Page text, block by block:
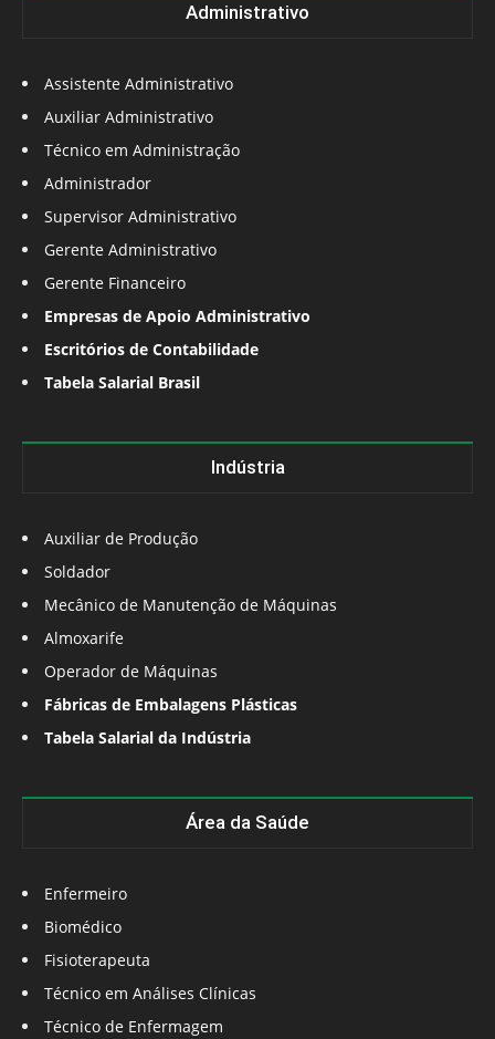
Administrativo
Assistente Administrativo
Auxiliar Administrativo
Técnico em Administração
Administrador
Supervisor Administrativo
Gerente Administrativo
Gerente Financeiro
Empresas de Apoio Administrativo
Escritórios de Contabilidade
Tabela Salarial Brasil
Indústria
Auxiliar de Produção
Soldador
Mecânico de Manutenção de Máquinas
Almoxarife
Operador de Máquinas
Fábricas de Embalagens Plásticas
Tabela Salarial da Indústria
Área da Saúde
Enfermeiro
Biomédico
Fisioterapeuta
Técnico em Análises Clínicas
Técnico de Enfermagem